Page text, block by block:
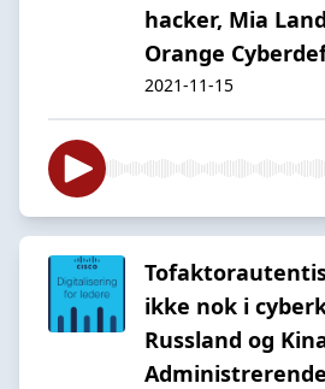
hacker, Mia
Orange
2021-11-15
ikke nok i
Russland og